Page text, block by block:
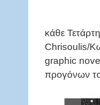
κάθε
Chrisoulis/
graphic
προγόνων